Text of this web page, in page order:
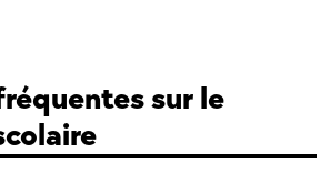
sur le